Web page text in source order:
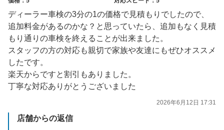
ディーラー車検の3分の1の価格で見積もりでしたので、
追加料金があるのかな？と思っていたら、追加もなく見積
もり通りの車検を終えることが出来ました。
スタッフの方の対応も親切で家族や友達にもぜひオススメ
したです。
楽天からですと割引もありました。
丁寧な対応ありがとうございました
2026年6月12日 17:31
店舗からの返信